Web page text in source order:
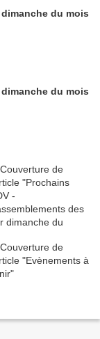
du mois
du mois